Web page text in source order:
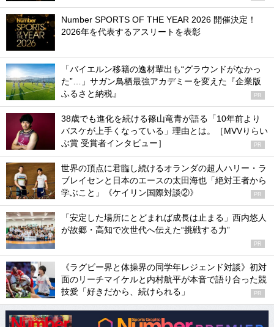
Number SPORTS OF THE YEAR 2026 開催決定！
2026年を代表するアスリートを表彰
「バイエルン移籍の逸材輩出も“グラウンドがなかっ
た”…」サガン鳥栖最強アカデミーを変えた『企業版
ふるさと納税』
PR
38歳でも進化を続ける篠山竜青が語る「10年前より
バスケが上手くなっている」理由とは。［MVVりらい
ぶ賞 受賞者インタビュー］
PR
世界の頂点に君臨し続けるオランダの超人ハリー・ラ
ブレイセンと日本のエースの太田海也「絶対王者から
学ぶこと」《ケイリン国際対談②》
PR
「安定した場所にとどまれば成長は止まる」西内悠人
が故郷・高知で次世代へ伝えた“挑戦する力”
PR
《ラグビー界と体操界の同学年レジェンド対談》初対
面のリーチマイケルと内村航平が本音で語り合った競
技愛「好きだから、続けられる」
PR